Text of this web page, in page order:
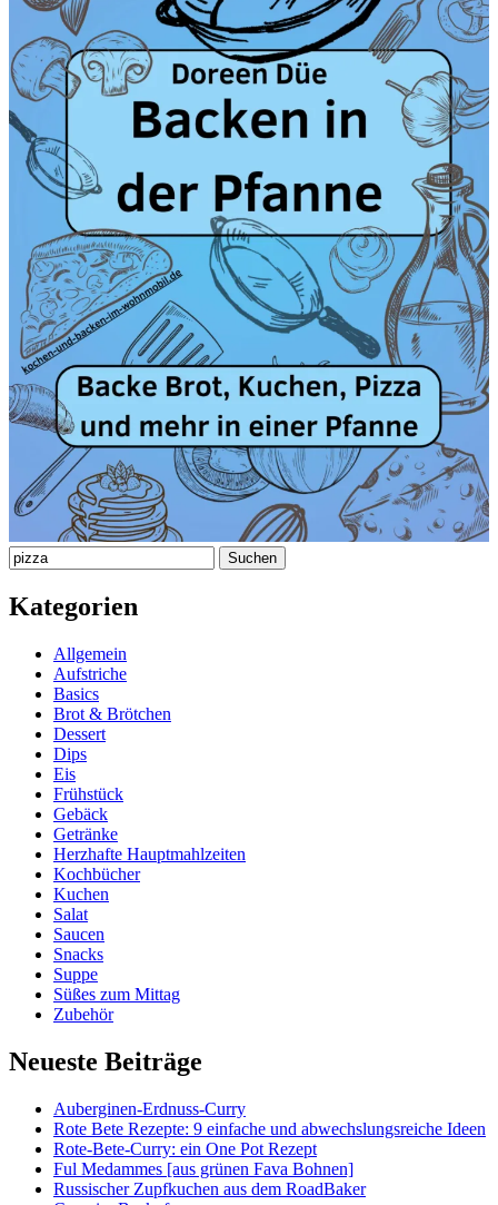
Suchen
nach:
Kategorien
Allgemein
Aufstriche
Basics
Brot & Brötchen
Dessert
Dips
Eis
Frühstück
Gebäck
Getränke
Herzhafte Hauptmahlzeiten
Kochbücher
Kuchen
Salat
Saucen
Snacks
Suppe
Süßes zum Mittag
Zubehör
Neueste Beiträge
Auberginen-Erdnuss-Curry
Rote Bete Rezepte: 9 einfache und abwechslungsreiche Ideen
Rote-Bete-Curry: ein One Pot Rezept
Ful Medammes [aus grünen Fava Bohnen]
Russischer Zupfkuchen aus dem RoadBaker